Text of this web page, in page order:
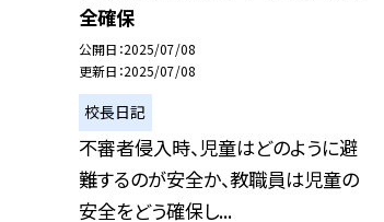
全確保
公開日 2025/07/08
更新日 2025/07/08
校長日記
不審者侵入時、児童はどのように避
難するのが安全か、教職員は児童の
安全をどう確保し...